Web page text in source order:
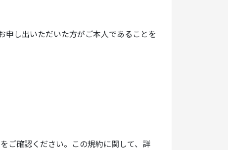
し出いただいた方がご本人であることを
ご確認ください。この規約に関して、詳